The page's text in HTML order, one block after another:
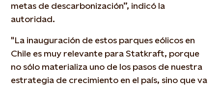
metas de descarbonización”, indicó la
autoridad.
"La inauguración de estos parques eólicos en
Chile es muy relevante para Statkraft, porque
no sólo materializa uno de los pasos de nuestra
estrategia de crecimiento en el país, sino que va